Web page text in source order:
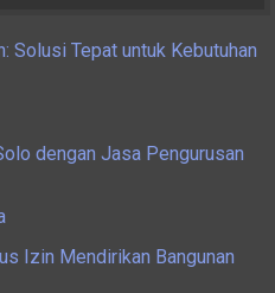
Solusi Tepat untuk Kebutuhan
dengan Jasa Pengurusan
Izin Mendirikan Bangunan